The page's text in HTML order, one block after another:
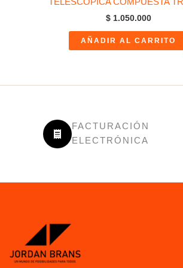
$1.050.000
AÑADIR AL CARRITO
FACTURACIÓN
ELECTRÓNICA